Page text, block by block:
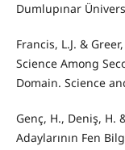
Dumlupınar
Francis, L.J. &
Science Among
Domain. Science
Genç, H., Deniş, H.
Adaylarının Fen